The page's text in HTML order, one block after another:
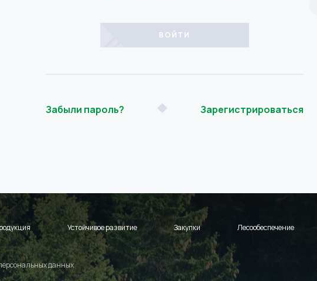
Забыли пароль? Зарегистрироваться
Устойчивое развитие Закупки Лесообеспечение
данных